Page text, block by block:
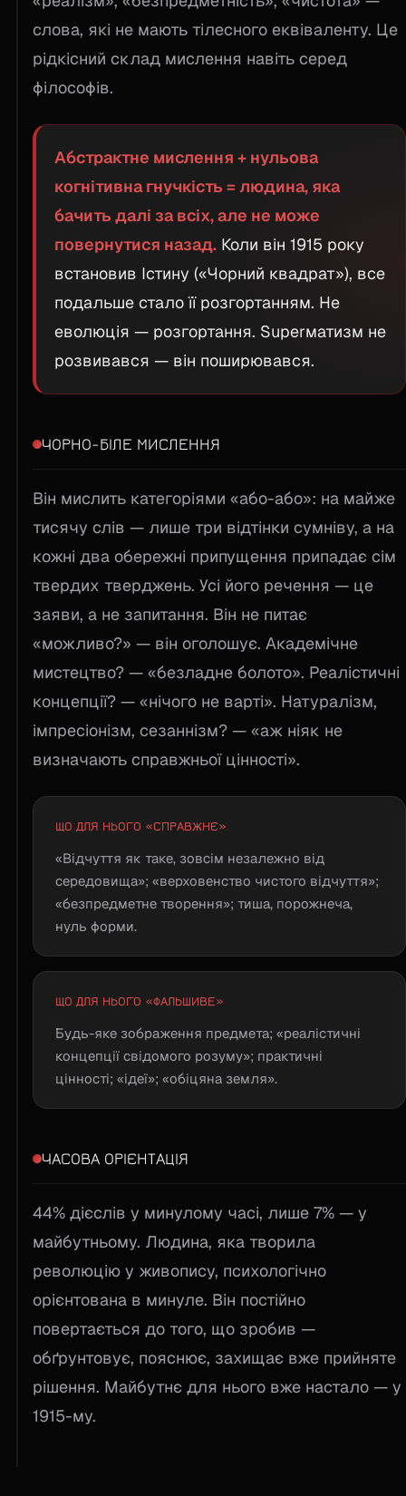
слова, які не мають тілесного еквіваленту. Це
рідкісний склад мислення навіть серед
філософів.
Абстрактне мислення + нульова
когнітивна гнучкість = людина, яка
бачить далі за всіх, але не може
повернутися назад. Коли він 1915 року
встановив Істину («Чорний квадрат»), все
подальше стало її розгортанням. Не
еволюція — розгортання. Superматизм не
розвивався — він поширювався.
ЧОРНО-БІЛЕ МИСЛЕННЯ
Він мислить категоріями «або-або»: на майже
тисячу слів — лише три відтінки сумніву, а на
кожні два обережні припущення припадає сім
твердих тверджень. Усі його речення — це
заяви, а не запитання. Він не питає
«можливо?» — він оголошує. Академічне
мистецтво? — «безладне болото». Реалістичні
концепції? — «нічого не варті». Натуралізм,
імпресіонізм, сезаннізм? — «аж ніяк не
визначають справжньої цінності».
ЩО ДЛЯ НЬОГО «СПРАВЖНЄ»
«Відчуття як таке, зовсім незалежно від
середовища»; «верховенство чистого відчуття»;
«безпредметне творення»; тиша, порожнеча,
нуль форми.
ЩО ДЛЯ НЬОГО «ФАЛЬШИВЕ»
Будь-яке зображення предмета; «реалістичні
концепції свідомого розуму»; практичні
цінності; «ідеї»; «обіцяна земля».
ЧАСОВА ОРІЄНТАЦІЯ
44% дієслів у минулому часі, лише 7% — у
майбутньому. Людина, яка творила
революцію у живопису, психологічно
орієнтована в минуле. Він постійно
повертається до того, що зробив —
обґрунтовує, пояснює, захищає вже прийняте
рішення. Майбутнє для нього вже настало — у
1915-му.